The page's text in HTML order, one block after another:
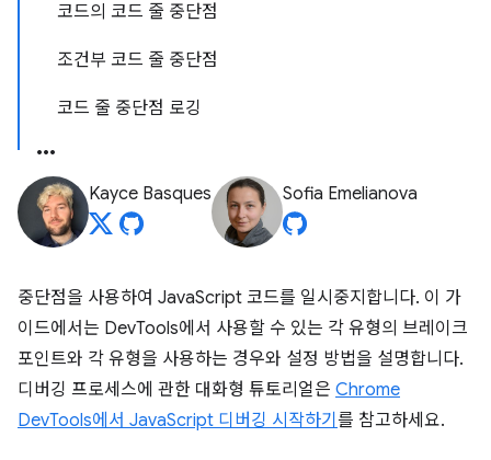
코드의 코드 줄 중단점
조건부 코드 줄 중단점
코드 줄 중단점 로깅
Kayce Basques Sofia Emelianova
중단점을 사용하여 JavaScript 코드를 일시중지합니다. 이 가
이드에서는 DevTools에서 사용할 수 있는 각 유형의 브레이크
포인트와 각 유형을 사용하는 경우와 설정 방법을 설명합니다.
디버깅 프로세스에 관한 대화형 튜토리얼은 Chrome
DevTools에서 JavaScript 디버깅 시작하기 를 참고하세요.